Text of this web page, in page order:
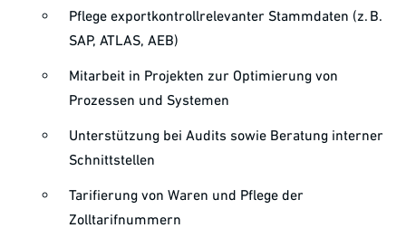
Pflege exportkontrollrelevanter Stammdaten (z. B.
SAP, ATLAS, AEB)
Mitarbeit in Projekten zur Optimierung von
Prozessen und Systemen
Unterstützung bei Audits sowie Beratung interner
Schnittstellen
Tarifierung von Waren und Pflege der
Zolltarifnummern